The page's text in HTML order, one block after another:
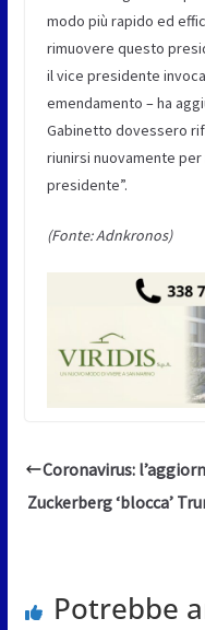
modo più rapido ed
rimuovere questo
il vice presidente
emendamento – ha
Gabinetto dovessero
riunirsi nuovamente
presidente”.
(Fonte: Adnkronos)
Coronavirus:
Zuckerberg ‘blocca’
Potrebbe